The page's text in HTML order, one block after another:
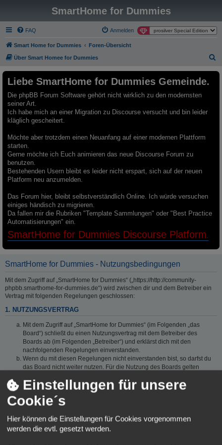
SmartHome for Dummies
FAQ Anmelden
Smart Home for Dummies Foren-Übersicht
Über Smart Homee for Dummies
Liebe SmartHome for Dummies Gemeinde.
Die phpBB Forum Software gehört nicht wirklich zu den modernsten
seiner Art.
Ich habe mich an einer Migration zu Discourse versucht und bin leider
kläglich gescheitert.
Möchte aber trotzdem einen Neuanfang auf einer modernen Plattform
starten.
Gerne möchte ich Euch animieren das neue Discourse Forum zu
benutzen.
Bestehenden Usern bleibt es leider nicht erspart, sich auf der neuen
Platform neu anzumelden.
Das Forum hier, bleibt selbstverständlich Online. Ich würde versuchen
einiges händisch zu migrieren.
Da fallen mir die Rubriken "Template Sammlungen" oder "Best Practice
Automatisierungen" ein.
SmartHome for Dummies Discourse Platform.
SmartHome for Dummies - Nutzungsbedingungen
Mit dem Zugriff auf „SmartHome for Dummies“ („https://http://community-
phpbb.smarthome-for-dummies.de“) wird zwischen dir und dem Betreiber ein
Vertrag mit folgenden Regelungen geschlossen:
1. NUTZUNGSVERTRAG
Mit dem Zugriff auf „SmartHome for Dummies“ (im Folgenden „das
Board“) schließt du einen Nutzungsvertrag mit dem Betreiber des
Boards ab (im Folgenden „Betreiber“) und erklärst dich mit den
nachfolgenden Regelungen einverstanden.
Wenn du mit diesen Regelungen nicht einverstanden bist, so darfst du
das Board nicht weiter nutzen. Für die Nutzung des Boards gelten
Der Nutzungsvertrag wird auf unbestimmte Zeit geschlossen und kann
von beiden Seiten ohne Einhaltung einer Frist jederzeit gekündigt
werden.
2. EINRÄUMUNG VON NUTZUNGSRECHTEN
Mit dem Erstellen eines Beitrags erteilst du dem Betreiber ein einfaches,
Einstellungen für unsere
Cookie´s
Hier können die Einstellungen für Cookies vorgenommen
werden die evtl. gesetzt werden.